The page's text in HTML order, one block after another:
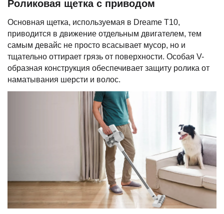
Роликовая щетка с приводом
Основная щетка, используемая в Dreame T10,
приводится в движение отдельным двигателем, тем
самым девайс не просто всасывает мусор, но и
тщательно оттирает грязь от поверхности. Особая V-
образная конструкция обеспечивает защиту ролика от
наматывания шерсти и волос.